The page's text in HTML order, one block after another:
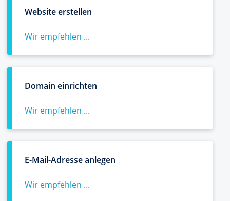
Website erstellen
Wir empfehlen ...
Domain einrichten
Wir empfehlen ...
E-Mail-Adresse anlegen
Wir empfehlen ...